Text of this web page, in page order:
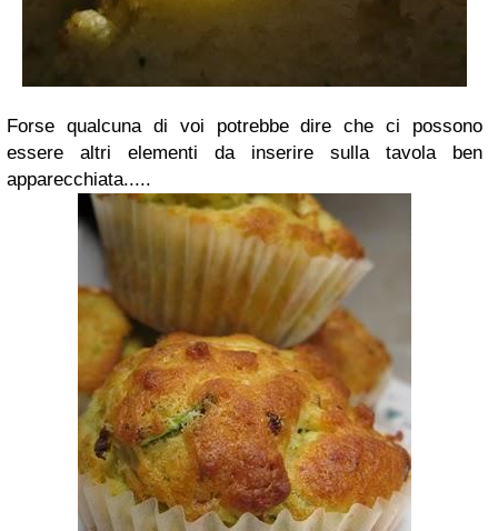
Forse qualcuna di voi potrebbe dire che ci possono
essere altri elementi da inserire sulla tavola ben
apparecchiata.....